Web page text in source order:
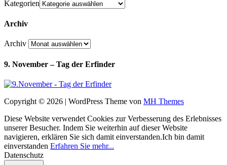
Kategorien
Archiv
Archiv
9. November – Tag der Erfinder
Copyright © 2026 | WordPress Theme von MH Themes
Diese Website verwendet Cookies zur Verbesserung des Erlebnisses
unserer Besucher. Indem Sie weiterhin auf dieser Website
navigieren, erklären Sie sich damit einverstanden.Ich bin damit
einverstanden Erfahren Sie mehr...
Datenschutz